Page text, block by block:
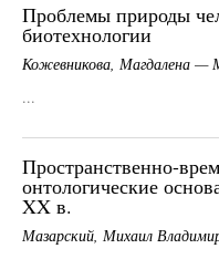
Проблемы природы
биотехнологии
Кожевникова, Магдалена —
...
Пространственно-
онтологические
XX в.
Мазарский, Михаил